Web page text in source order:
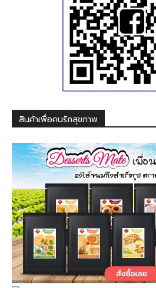
สินค้าเพื่อคนรักสุขภาพ